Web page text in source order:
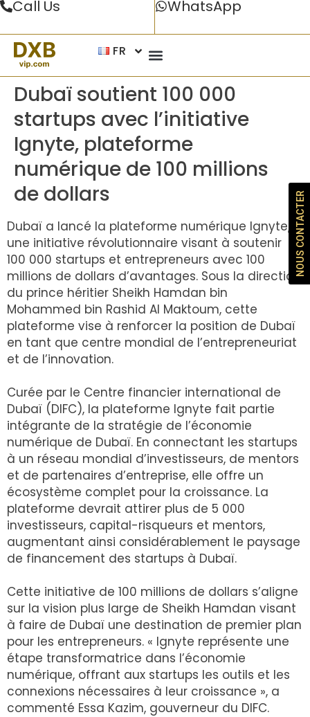
Call Us WhatsApp
FR
Dubaï soutient 100 000
startups avec l’initiative
Ignyte, plateforme
numérique de 100 millions
de dollars
Dubaï a lancé la plateforme numérique Ignyte,
une initiative révolutionnaire visant à soutenir
100 000 startups et entrepreneurs avec 100
millions de dollars d’avantages. Sous la direction
du prince héritier Sheikh Hamdan bin
Mohammed bin Rashid Al Maktoum, cette
plateforme vise à renforcer la position de Dubaï
en tant que centre mondial de l’entrepreneuriat
et de l’innovation.
Curée par le Centre financier international de
Dubaï (DIFC), la plateforme Ignyte fait partie
intégrante de la stratégie de l’économie
numérique de Dubaï. En connectant les startups
à un réseau mondial d’investisseurs, de mentors
et de partenaires d’entreprise, elle offre un
écosystème complet pour la croissance. La
plateforme devrait attirer plus de 5 000
investisseurs, capital-risqueurs et mentors,
augmentant ainsi considérablement le paysage
de financement des startups à Dubaï.
Cette initiative de 100 millions de dollars s’aligne
sur la vision plus large de Sheikh Hamdan visant
à faire de Dubaï une destination de premier plan
pour les entrepreneurs. « Ignyte représente une
étape transformatrice dans l’économie
numérique, offrant aux startups les outils et les
connexions nécessaires à leur croissance », a
commenté Essa Kazim, gouverneur du DIFC.
NOUS CONTACTER